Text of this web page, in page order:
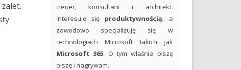
trener, konsultant i architekt.
Interesuję się produktywnością, a
zawodowo specjalizuję się w
technologiach Microsoft takich jak
Microsoft 365. O tym właśnie piszę
piszę i nagrywam.